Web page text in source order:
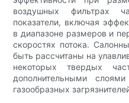
воздушных фильтрах
показатели, включая
в диапазоне размеров и
скоростях потока.
быть рассчитаны на
некоторых твердых
дополнительными
газообразных